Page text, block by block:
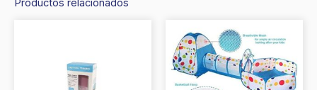
Productos relacionados
producto
tiene